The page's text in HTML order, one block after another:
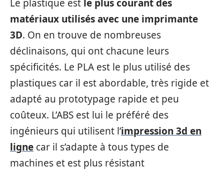
Le plastique est le plus courant des
matériaux utilisés avec une imprimante
3D. On en trouve de nombreuses
déclinaisons, qui ont chacune leurs
spécificités. Le PLA est le plus utilisé des
plastiques car il est abordable, très rigide et
adapté au prototypage rapide et peu
coûteux. L’ABS est lui le préféré des
ingénieurs qui utilisent l’impression 3d en
ligne car il s’adapte à tous types de
machines et est plus résistant